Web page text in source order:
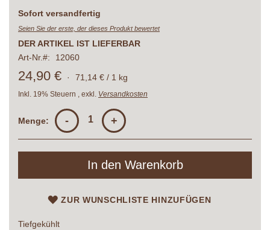
Lieferzeit
Sofort versandfertig
Seien Sie der erste, der dieses Produkt bewertet
DER ARTIKEL IST LIEFERBAR
Art-Nr.
12060
24,90 € · 71,14 € / 1 kg
Inkl. 19% Steuern exkl. Versandkosten
Menge: - +
In den Warenkorb
ZUR WUNSCHLISTE HINZUFÜGEN
Tiefgekühlt